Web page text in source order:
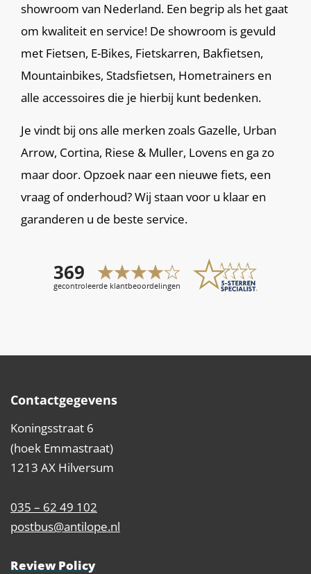
showroom van Nederland. Een begrip als het gaat
om kwaliteit en service! De showroom is gevuld
met Fietsen, E-Bikes, Fietskarren, Bakfietsen,
Mountainbikes, Stadsfietsen, Hometrainers en
alle accessoires die je hierbij kunt bedenken.
Je vindt bij ons alle merken zoals Gazelle, Urban
Arrow, Cortina, Riese & Muller, Lovens en ga zo
maar door. Opzoek naar een nieuwe fiets, een
vraag of onderhoud? Wij staan voor u klaar en
garanderen u de beste service.
Contactgegevens
Koningsstraat 6
(hoek Emmastraat)
1213 AX Hilversum
035 – 62 49 102
postbus@antilope.nl
Review Policy